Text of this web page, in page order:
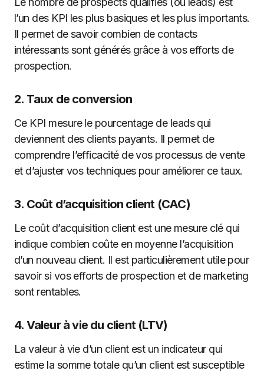
l’un des KPI les plus basiques et les plus importants.
Il permet de savoir combien de contacts
intéressants sont générés grâce à vos efforts de
prospection.
2. Taux de conversion
Ce KPI mesure le pourcentage de leads qui
deviennent des clients payants. Il permet de
comprendre l’efficacité de vos processus de vente
et d’ajuster vos techniques pour améliorer ce taux.
3. Coût d’acquisition client (CAC)
Le coût d’acquisition client est une mesure clé qui
indique combien coûte en moyenne l’acquisition
d’un nouveau client. Il est particulièrement utile pour
savoir si vos efforts de prospection et de marketing
sont rentables.
4. Valeur à vie du client (LTV)
La valeur à vie d’un client est un indicateur qui
estime la somme totale qu’un client est susceptible